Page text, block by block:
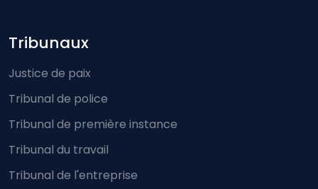
Footer-menu
Tribunaux
Justice de paix
Tribunal de police
Tribunal de première instance
Tribunal du travail
Tribunal de l'entreprise